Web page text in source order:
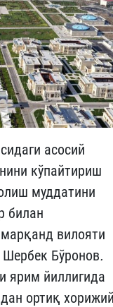
асосий
кўпайтириш
муддатини
билан
вилояти
Бўронов.
ярим йиллигида
ортиқ